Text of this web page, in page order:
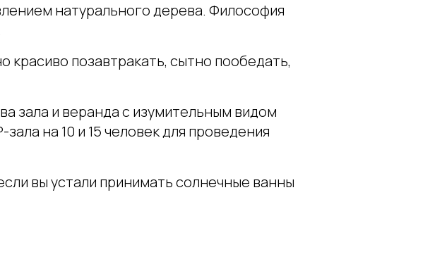
натурального дерева. Философия
красиво позавтракать, сытно пообедать,
зала и веранда с изумительным видом
на 10 и 15 человек для проведения
вы устали принимать солнечные ванны